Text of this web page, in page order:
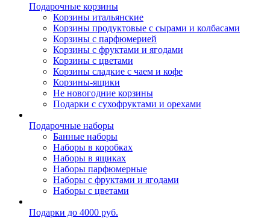
Подарочные корзины
Корзины итальянские
Корзины продуктовые с сырами и колбасами
Корзины с парфюмерией
Корзины с фруктами и ягодами
Корзины с цветами
Корзины сладкие с чаем и кофе
Корзины-ящики
Не новогодние корзины
Подарки с сухофруктами и орехами
Подарочные наборы
Банные наборы
Наборы в коробках
Наборы в ящиках
Наборы парфюмерные
Наборы с фруктами и ягодами
Наборы с цветами
Подарки до 4000 руб.